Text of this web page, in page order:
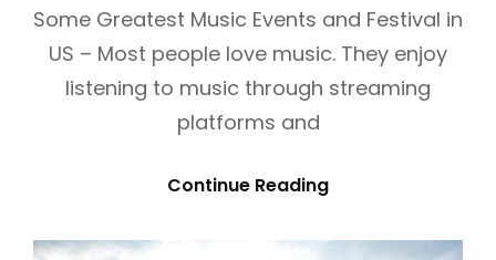
O
F
I
I
n
s
d
n
Some Greatest Music Events and Festival in
US – Most people love music. They enjoy
listening to music through streaming
platforms and
Continue ReadingS
M